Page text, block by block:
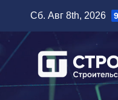
содержимому
Сб. Авг 8th, 2026